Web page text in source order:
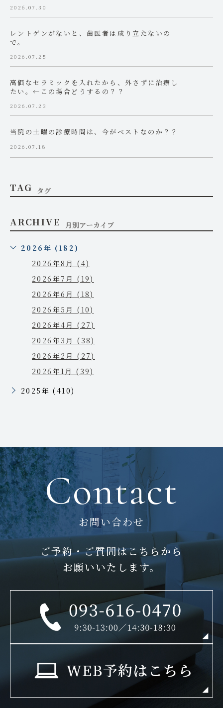
2026.07.30
レントゲンがないと、歯医者は成り立たないの
で。
2026.07.25
高価なセラミックを入れたから、外さずに治療し
たい。←この場合どうするの？？
2026.07.23
当院の土曜の診療時間は、今がベストなのか？？
2026.07.18
TAG タグ
ARCHIVE 月別アーカイブ
2026年 (182)
2026年8月 (4)
2026年7月 (19)
2026年6月 (18)
2026年5月 (10)
2026年4月 (27)
2026年3月 (38)
2026年2月 (27)
2026年1月 (39)
2025年 (410)
Contact
お問い合わせ
ご予約・ご質問はこちらから
お願いいたします。